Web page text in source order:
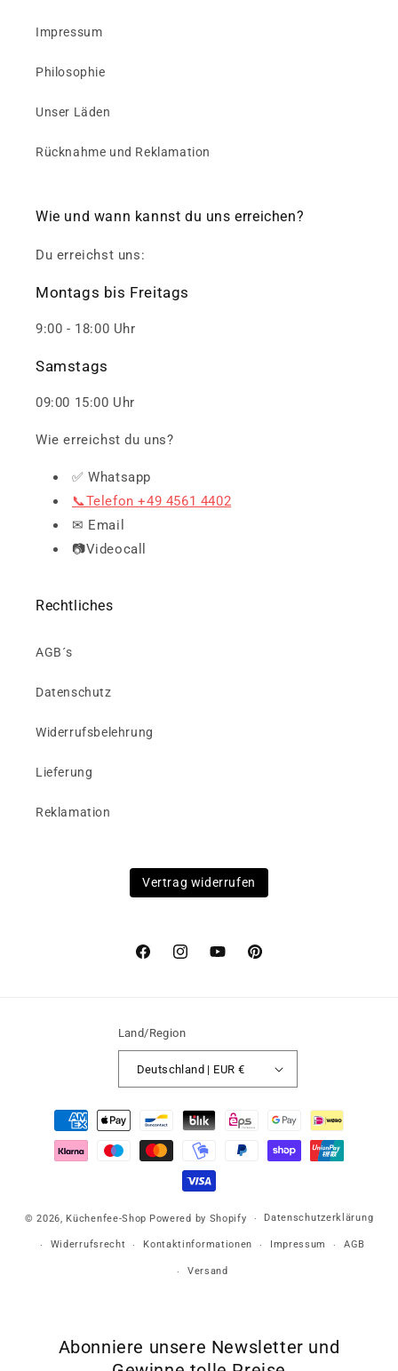
Impressum
Philosophie
Unser Läden
Rücknahme und Reklamation
Wie und wann kannst du uns erreichen?
Du erreichst uns:
Montags bis Freitags
9:00 - 18:00 Uhr
Samstags
09:00 15:00 Uhr
Wie erreichst du uns?
✅ Whatsapp
📞Telefon +49 4561 4402
✉ Email
📷Videocall
Rechtliches
AGB´s
Datenschutz
Widerrufsbelehrung
Lieferung
Reklamation
Vertrag widerrufen
FacebookInstagramYouTubePinterest
Land/Region
Deutschland | EUR €
Zahlungsmethoden
© 2026, Küchenfee-Shop Powered by Shopify Datenschutzerklärung
Widerrufsrecht Kontaktinformationen Impressum AGB
Versand
Abonniere unsere Newsletter und